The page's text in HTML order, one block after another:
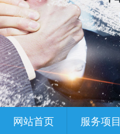
网站首页 服务项目